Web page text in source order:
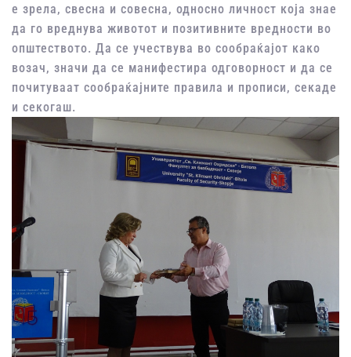
е зрела, свесна и совесна, односно личност која знае
да го вреднува животот и позитивните вредности во
општеството. Да се учествува во сообраќајот како
возач, значи да се манифестира одговорност и да се
почитуваат сообраќајните правила и прописи, секаде
и секогаш.